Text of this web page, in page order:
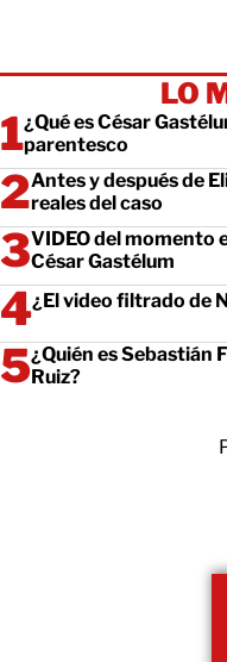
LO
¿Qué es César
parentesco
Antes y después de
reales del caso
VIDEO del momento
César Gastélum
¿El video filtrado de
¿Quién es Sebastián
Ruiz?